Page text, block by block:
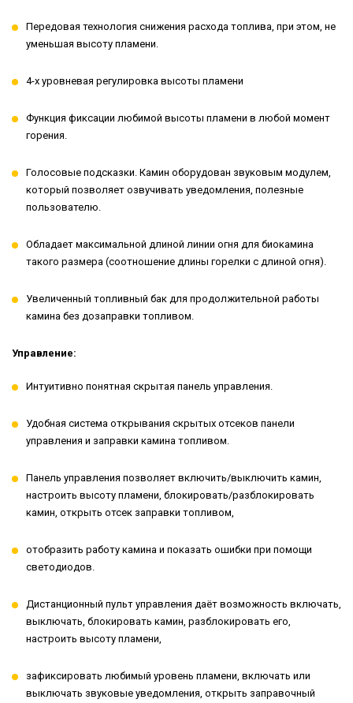
Передовая технология снижения расхода топлива, при этом, не
уменьшая высоту пламени.
4-х уровневая регулировка высоты пламени
Функция фиксации любимой высоты пламени в любой момент
горения.
Голосовые подсказки. Камин оборудован звуковым модулем,
который позволяет озвучивать уведомления, полезные
пользователю.
Обладает максимальной длиной линии огня для биокамина
такого размера (соотношение длины горелки с длиной огня).
Увеличенный топливный бак для продолжительной работы
камина без дозаправки топливом.
Управление:
Интуитивно понятная скрытая панель управления.
Удобная система открывания скрытых отсеков панели
управления и заправки камина топливом.
Панель управления позволяет включить/выключить камин,
настроить высоту пламени, блокировать/разблокировать
камин, открыть отсек заправки топливом,
отобразить работу камина и показать ошибки при помощи
светодиодов.
Дистанционный пульт управления даёт возможность включать,
выключать, блокировать камин, разблокировать его,
настроить высоту пламени,
зафиксировать любимый уровень пламени, включать или
выключать звуковые уведомления, открыть заправочный